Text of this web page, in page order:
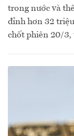
trong nước và
đỉnh hơn 32
chốt phiên 20/3,